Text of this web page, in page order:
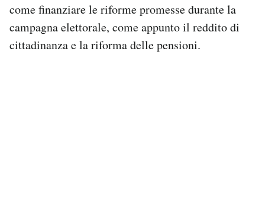
come finanziare le riforme promesse durante la
campagna elettorale, come appunto il reddito di
cittadinanza e la riforma delle pensioni.